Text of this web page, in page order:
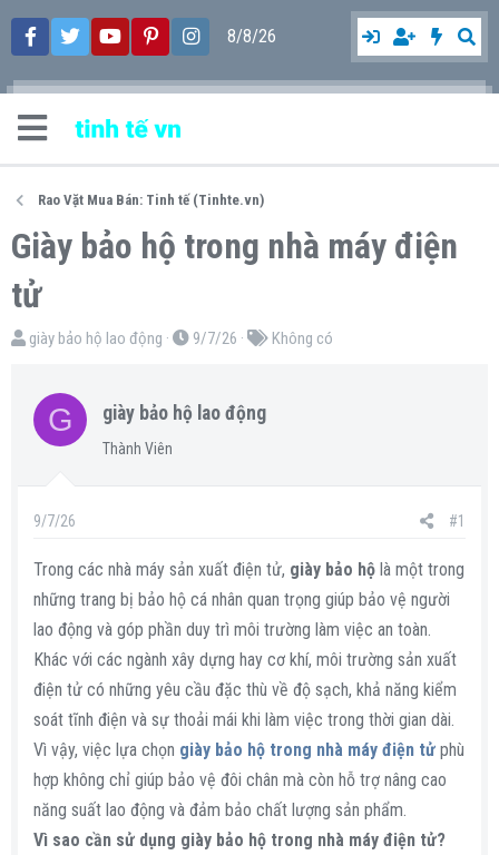
8/8/26
Rao Vặt Mua Bán: Tinh tế (Tinhte.vn)
Giày bảo hộ trong nhà máy điện
tử
T
e
a
giày bảo hộ lao động
N
9/7/26
T
Không có
G giày bảo hộ lao động
Thành Viên
9/7/26 #1
Trong các nhà máy sản xuất điện tử, giày bảo hộ là một trong
những trang bị bảo hộ cá nhân quan trọng giúp bảo vệ người
lao động và góp phần duy trì môi trường làm việc an toàn.
Khác với các ngành xây dựng hay cơ khí, môi trường sản xuất
điện tử có những yêu cầu đặc thù về độ sạch, khả năng kiểm
soát tĩnh điện và sự thoải mái khi làm việc trong thời gian dài.
Vì vậy, việc lựa chọn giày bảo hộ trong nhà máy điện tử phù
hợp không chỉ giúp bảo vệ đôi chân mà còn hỗ trợ nâng cao
năng suất lao động và đảm bảo chất lượng sản phẩm.
Vì sao cần sử dụng giày bảo hộ trong nhà máy điện tử?